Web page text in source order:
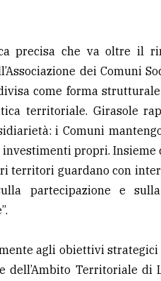
precisa che va oltre il
dei Comuni
come forma
territoriale. Girasole
i Comuni
propri.
territori guardano con
partecipazione e
agli obiettivi
dell’Ambito Territoriale di